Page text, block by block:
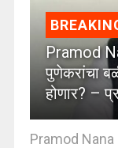
Pramod
पुणेकरांचा
होणार? –
Pramod Nana